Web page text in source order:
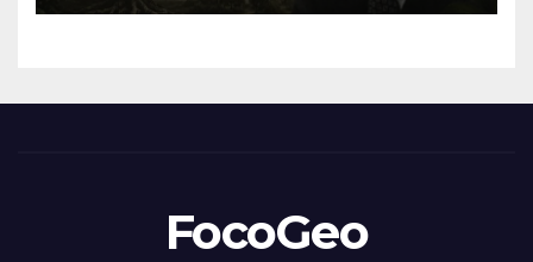
formação do Brasil
FocoGeo